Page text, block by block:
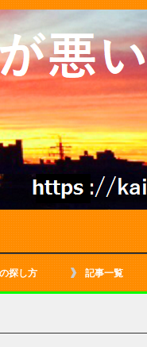
探し方 記事一覧